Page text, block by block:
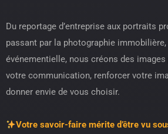
Du reportage d’entreprise aux portraits
passant par la photographie
événementielle, nous créons des
votre communication, renforcer votre
donner envie de vous choisir.
Votre savoir-faire mérite d’être vu